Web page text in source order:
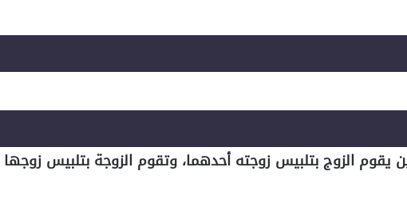
يقوم الزوج بتلبيس زوجته أحدهما، وتقوم الزوجة بتلبيس زوجها